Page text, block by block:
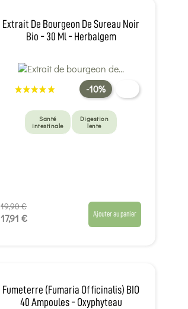
Extrait De Bourgeon De Sureau Noir
Bio - 30 Ml - Herbalgem
-10%
Santé
intestinale
Digestion
lente
19,90 €
17,91 € Ajouter au panier
Fumeterre (Fumaria Officinalis) BIO
40 Ampoules - Oxyphyteau